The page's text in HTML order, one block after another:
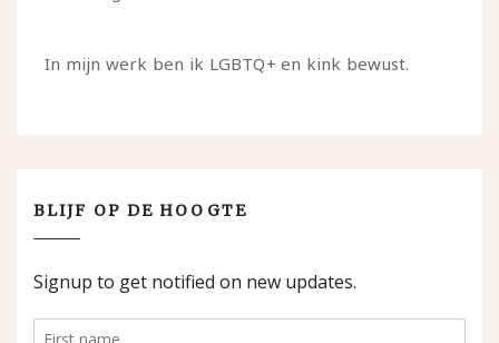
In mijn werk ben ik LGBTQ+ en kink bewust.
BLIJF OP DE HOOGTE